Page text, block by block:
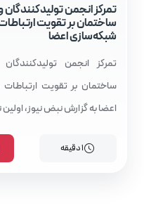
تمرکز انجمن
ساختمان بر تقویت
شبکه‌سازی اعضا
تمرکز انجمن
ساختمان بر تقویت
اعضا به گزارش نبض نیوز،
1 دقیقه